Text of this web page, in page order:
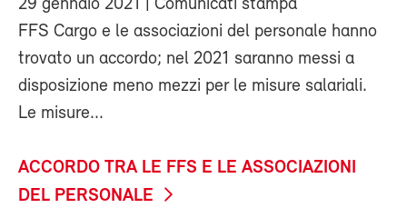
29 gennaio 2021
| Comunicati stampa
FFS Cargo e le associazioni del personale hanno
trovato un accordo; nel 2021 saranno messi a
disposizione meno mezzi per le misure salariali.
Le misure...
ACCORDO TRA LE FFS E LE ASSOCIAZIONI
DEL PERSONALE